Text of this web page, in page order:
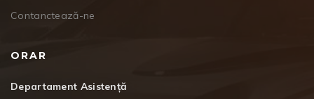
Contanctează-ne
ORAR
Departament Asistență